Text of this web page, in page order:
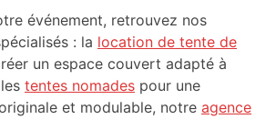
événement, retrouvez nos
: la location de tente de
un espace couvert adapté à
tentes nomades pour une
et modulable, notre agence